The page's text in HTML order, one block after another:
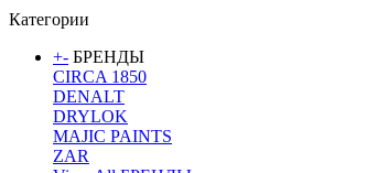
Категории
+- БРЕНДЫ
CIRCA 1850
DENALT
DRYLOK
MAJIC PAINTS
ZAR